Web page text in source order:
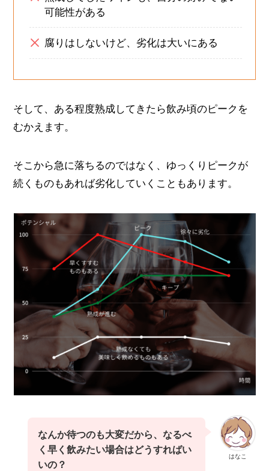
可能性がある
腐りはしないけど、劣化は大いにある
そして、ある程度熟成してきたら飲み頃のピークを
むかえます。
そこから急に落ちるのではなく、ゆっくりピークが
続くものもあれば劣化していくこともあります。
はなこ
なんか待つのも大変だから、なるべ
く早く飲みたい場合はどうすればい
いの？